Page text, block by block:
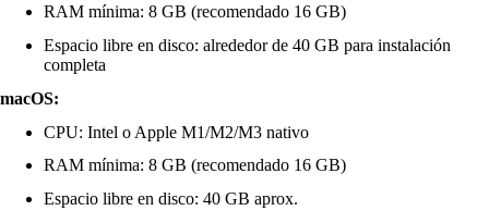
RAM mínima: 8 GB (recomendado 16 GB)
Espacio libre en disco: alrededor de 40 GB para instalación
completa
macOS:
CPU: Intel o Apple M1/M2/M3 nativo
RAM mínima: 8 GB (recomendado 16 GB)
Espacio libre en disco: 40 GB aprox.